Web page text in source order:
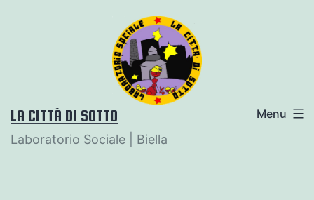
LA CITTÀ DI SOTTO
Laboratorio Sociale | Biella
Menu